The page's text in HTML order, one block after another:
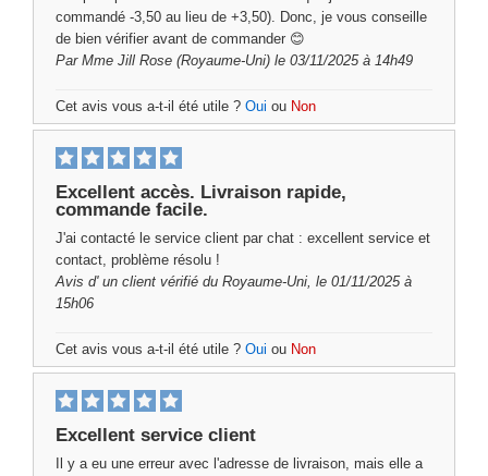
commandé -3,50 au lieu de +3,50). Donc, je vous conseille
de bien vérifier avant de commander 😊
Par Mme Jill Rose (Royaume-Uni) le 03/11/2025 à 14h49
Cet avis vous a-t-il été utile ? Oui ou Non
Excellent accès. Livraison rapide,
commande facile.
J'ai contacté le service client par chat : excellent service et
contact, problème résolu !
Avis d' un client vérifié du Royaume-Uni, le 01/11/2025 à
15h06
Cet avis vous a-t-il été utile ? Oui ou Non
Excellent service client
Il y a eu une erreur avec l'adresse de livraison, mais elle a